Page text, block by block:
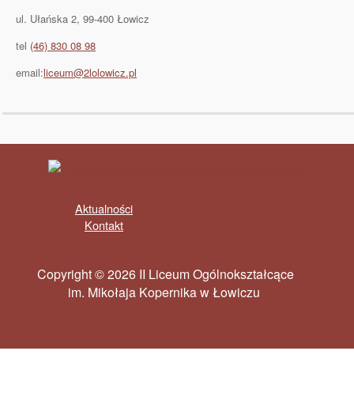
ul. Ułańska 2, 99-400 Łowicz
tel (46) 830 08 98
email:liceum@2lolowicz.pl
Aktualności
Kontakt
Copyright © 2026 II Liceum Ogólnokształcące
im. Mikołaja Kopernika w Łowiczu